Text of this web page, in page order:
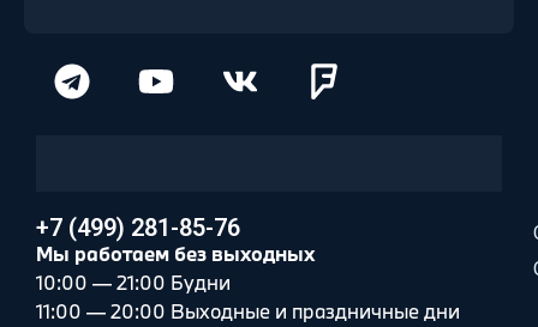
+7 (499) 281-85-76
Мы работаем без выходных
10:00 — 21:00 Будни
11:00 — 20:00 Выходные и праздничные дни